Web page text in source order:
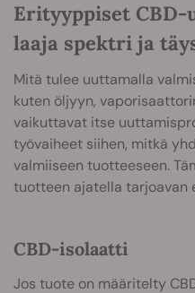
Erityyppiset
laaja spektri ja
Mitä tulee uuttamalla
kuten öljyyn,
vaikuttavat itse
työvaiheet siihen, mitkä
valmiiseen tuotteeseen.
tuotteen ajatella tarjoavan
CBD-isolaatti
Jos tuote on määritelty